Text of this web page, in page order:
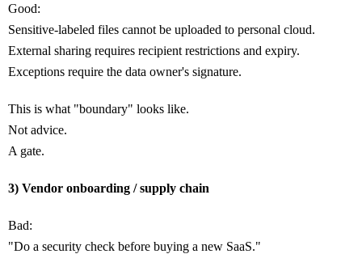
Good:
Sensitive-labeled files cannot be uploaded to personal cloud.
External sharing requires recipient restrictions and expiry.
Exceptions require the data owner's signature.
This is what "boundary" looks like.
Not advice.
A gate.
3) Vendor onboarding / supply chain
Bad:
"Do a security check before buying a new SaaS."